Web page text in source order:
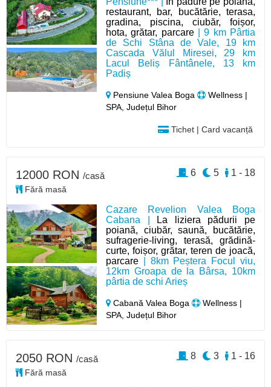
restaurant, bar, bucătărie, terasa,
gradina, piscina, ciubăr, foișor,
hota, grătar, parcare| 9 km Pârtia
de Schi Stâna de Vale, 19 km
Cascada Vălul Miresei, 29 km
Lacul Beliș Fântânele, 13 km
Padiș
Pensiune Valea Boga
Wellness |
SPA, Județul Bihor
Tichet | Card vacanță
Cazare Revelion Valea Boga
Cabana |
La liziera pădurii pe
poiană, ciubăr, saună, bucătărie,
sufragerie-living, terasă, grădină-
curte, foișor, grătar, teren de joacă,
parcare | 8km Peștera Focul viu,
12km Groapa de la Bârsa, 10km
pârtia de schi Arieș
Cabană Valea Boga
Wellness |
SPA, Județul Bihor
12000 RON /casă
Fără masă
1 - 18
5
6
2050 RON /casă
Fără masă
1 - 16
3
8